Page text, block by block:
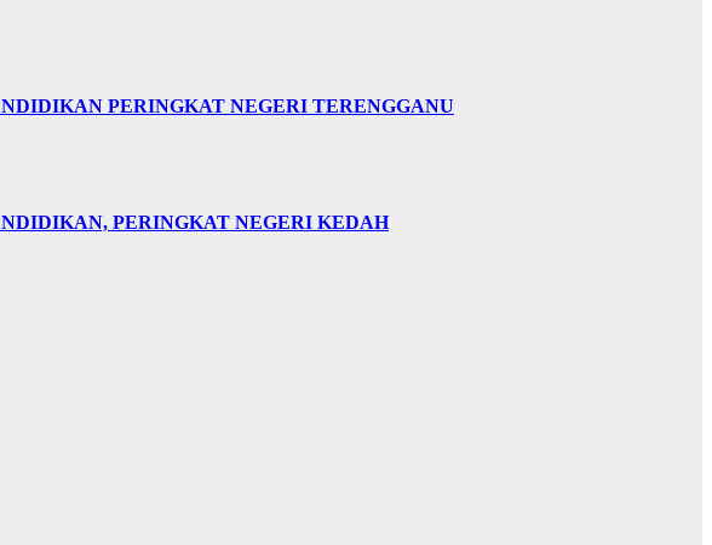
PERINGKAT NEGERI TERENGGANU
PERINGKAT NEGERI KEDAH